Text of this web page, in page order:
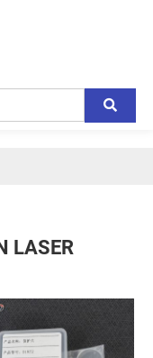
LASER